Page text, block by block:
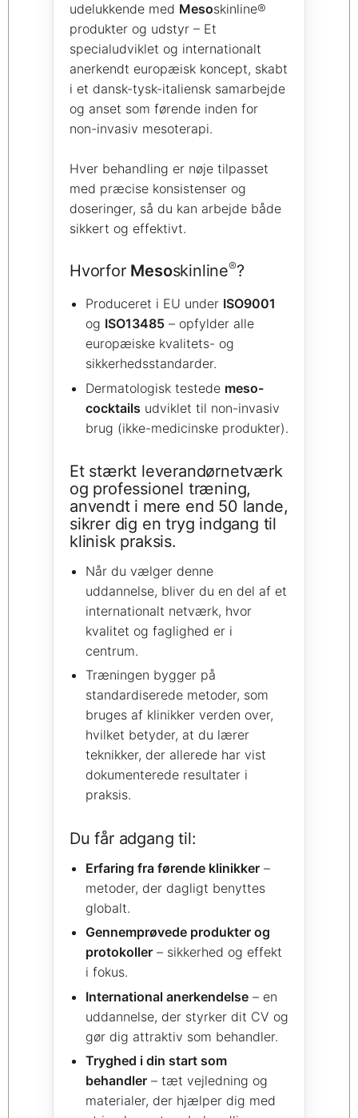
udelukkende med Mesoskinline®
produkter og udstyr – Et
specialudviklet og internationalt
anerkendt europæisk koncept, skabt
i et dansk-tysk-italiensk samarbejde
og anset som førende inden for
non-invasiv mesoterapi.
Hver behandling er nøje tilpasset
med præcise konsistenser og
doseringer, så du kan arbejde både
sikkert og effektivt.
Hvorfor Mesoskinline®?
Produceret i EU under ISO9001
og ISO13485 – opfylder alle
europæiske kvalitets- og
sikkerhedsstandarder.
Dermatologisk testede meso-
cocktails udviklet til non-invasiv
brug (ikke-medicinske produkter).
Et stærkt leverandørnetværk
og professionel træning,
anvendt i mere end 50 lande,
sikrer dig en tryg indgang til
klinisk praksis.
Når du vælger denne
uddannelse, bliver du en del af et
internationalt netværk, hvor
kvalitet og faglighed er i
centrum.
Træningen bygger på
standardiserede metoder, som
bruges af klinikker verden over,
hvilket betyder, at du lærer
teknikker, der allerede har vist
dokumenterede resultater i
praksis.
Du får adgang til:
Erfaring fra førende klinikker –
metoder, der dagligt benyttes
globalt.
Gennemprøvede produkter og
protokoller – sikkerhed og effekt
i fokus.
International anerkendelse – en
uddannelse, der styrker dit CV og
gør dig attraktiv som behandler.
Tryghed i din start som
behandler – tæt vejledning og
materialer, der hjælper dig med